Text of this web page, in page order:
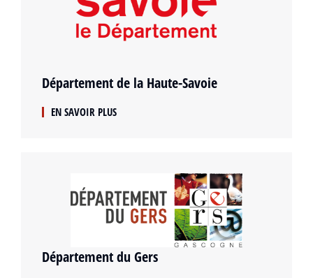
Département de la Haute-Savoie
EN SAVOIR PLUS
Département du Gers